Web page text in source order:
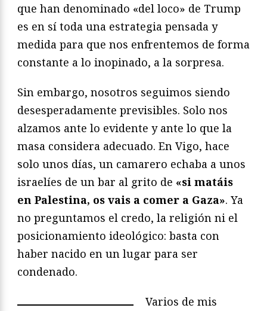
que han denominado «del loco» de Trump
es en sí toda una estrategia pensada y
medida para que nos enfrentemos de forma
constante a lo inopinado, a la sorpresa.
Sin embargo, nosotros seguimos siendo
desesperadamente previsibles. Solo nos
alzamos ante lo evidente y ante lo que la
masa considera adecuado. En Vigo, hace
solo unos días, un camarero echaba a unos
israelíes de un bar al grito de «si matáis
en Palestina, os vais a comer a Gaza». Ya
no preguntamos el credo, la religión ni el
posicionamiento ideológico: basta con
haber nacido en un lugar para ser
condenado.
Varios de mis